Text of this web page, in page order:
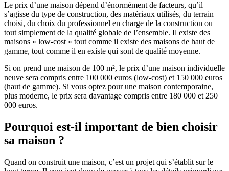
Le prix d’une maison dépend d’énormément de facteurs, qu’il
s’agisse du type de construction, des matériaux utilisés, du terrain
choisi, du choix du professionnel en charge de la construction ou
tout simplement de la qualité globale de l’ensemble. Il existe des
maisons « low-cost » tout comme il existe des maisons de haut de
gamme, tout comme il en existe qui sont de qualité moyenne.
Si on prend une maison de 100 m², le prix d’une maison individuelle
neuve sera compris entre 100 000 euros (low-cost) et 150 000 euros
(haut de gamme). Si vous optez pour une maison contemporaine,
plus moderne, le prix sera davantage compris entre 180 000 et 250
000 euros.
Pourquoi est-il important de bien choisir
sa maison ?
Quand on construit une maison, c’est un projet qui s’établit sur le